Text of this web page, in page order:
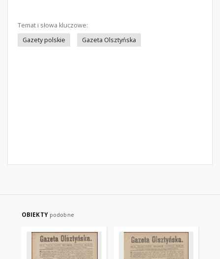
Temat i słowa kluczowe:
Gazety polskie
Gazeta Olsztyńska
OBIEKTY podobne